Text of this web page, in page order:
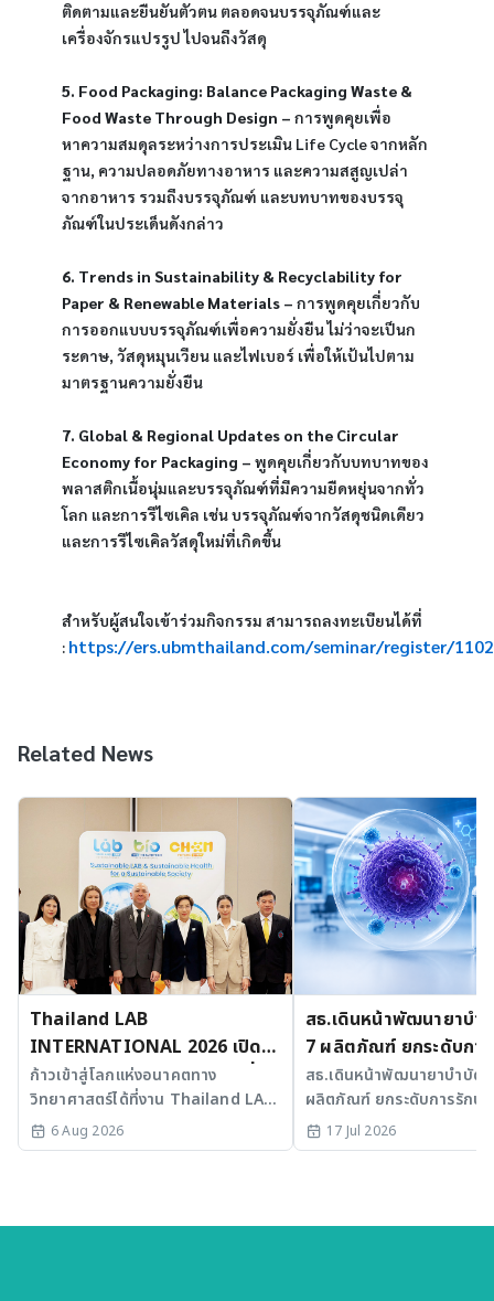
ติดตามและยืนยันตัวตน ตลอดจนบรรจุภัณฑ์และ
เครื่องจักรแปรรูป ไปจนถึงวัสดุ
5. Food Packaging: Balance Packaging Waste &
Food Waste Through Design – การพูดคุยเพื่อ
หาความสมดุลระหว่างการประเมิน Life Cycle จากหลัก
ฐาน, ความปลอดภัยทางอาหาร และความสสูญเปล่า
จากอาหาร รวมถึงบรรจุภัณฑ์ และบทบาทของบรรจุ
ภัณฑ์ในประเด็นดังกล่าว
6. Trends in Sustainability & Recyclability for
Paper & Renewable Materials – การพูดคุยเกี่ยวกับ
การออกแบบบรรจุภัณฑ์เพื่อความยั่งยืน ไม่ว่าจะเป็นก
ระดาษ, วัสดุหมุนเวียน และไฟเบอร์ เพื่อให้เป้นไปตาม
มาตรฐานความยั่งยืน
7. Global & Regional Updates on the Circular
Economy for Packaging – พูดคุยเกี่ยวกับบทบาทของ
พลาสติกเนื้อนุ่มและบรรจุภัณฑ์ที่มีความยืดหยุ่นจากทั่ว
โลก และการรีไซเคิล เช่น บรรจุภัณฑ์จากวัสดุชนิดเดียว
และการรีไซเคิลวัสดุใหม่ที่เกิดขึ้น
สำหรับผู้สนใจเข้าร่วมกิจกรรม สามารถลงทะเบียนได้ที่
: https://ers.ubmthailand.com/seminar/register/1102
Related News
Thailand LAB
INTERNATIONAL 2026 เปิด
เวที AI รวม 3 งานใหญ่ ขับเคลื่อน
ไทยสู่ศูนย์กลางนวัตกรรมอาเซียน
ก้าวเข้าสู่โลกแห่งอนาคตทาง
วิทยาศาสตร์ได้ที่งาน Thailand LAB
INTERNATIONAL 2026
6 Aug 2026
สธ.เดินหน้าพัฒนายาบำ
7 ผลิตภัณฑ์ ยกระดับกา
มะเร็งและ SLE
สธ.เดินหน้าพัฒนายาบำบัด
ผลิตภัณฑ์ ยกระดับการรักษา
SLE พร้อมเร่ง Medical AI
ประเทศไทย
17 Jul 2026